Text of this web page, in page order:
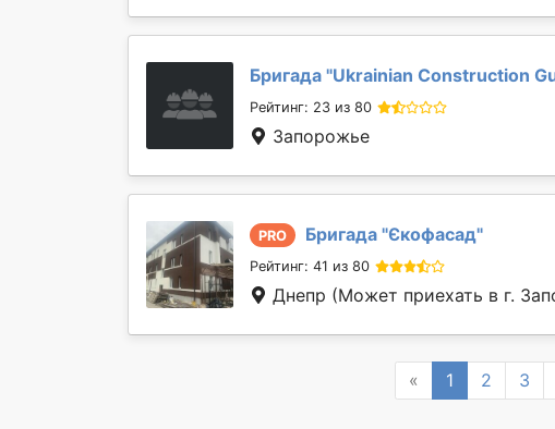
Бригада "Ukrainian Construction
Рейтинг: 23 из 80
Запорожье
PRO Бригада "Єкофасад"
Рейтинг: 41 из 80
Днепр (Может приехать в г.
« Previous
1 2 3